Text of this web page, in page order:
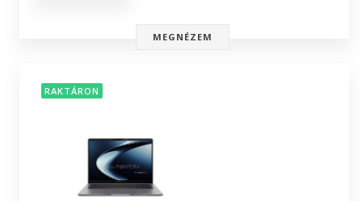
MEGNÉZEM
RAKTÁRON